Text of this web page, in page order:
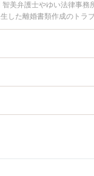
美弁護士やゆい法律事務
した離婚書類作成のトラ
談できる川口市内の弁護